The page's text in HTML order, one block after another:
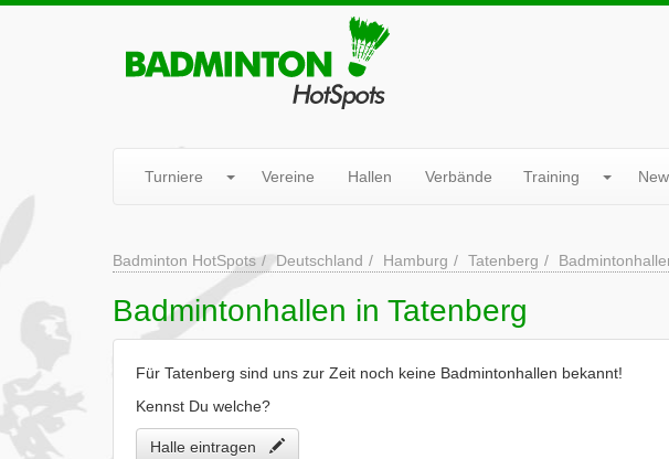
Turniere Vereine Hallen Verbände Training
Badminton HotSpots Deutschland Hamburg Tatenberg
Badmintonhallen in Tatenberg
Für Tatenberg sind uns zur Zeit noch keine Badmintonhallen bekannt!
Kennst Du welche?
Halle eintragen